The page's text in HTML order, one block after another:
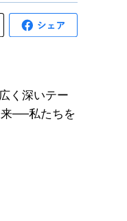
く深いテー
──私たちを